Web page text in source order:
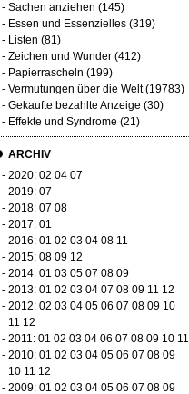
- Sachen anziehen (145)
- Essen und Essenzielles(319)
- Listen (81)
- Zeichen und Wunder(412)
- Papierrascheln (199)
- Vermutungen über die Welt(19783)
- Gekaufte bezahlte Anzeige (30)
- Effekte und Syndrome (21)
ARCHIV
- 2020: 02 04 07
- 2019: 07
- 2018: 07 08
- 2017: 01
- 2016: 01 02 03 04 08 11
- 2015: 08 09 12
- 2014: 01 03 05 07 08 09
- 2013: 01 02 03 04 07 08 09 11 12
- 2012: 02 03 04 05 06 07 08 09 10
11 12
- 2011: 01 02 03 04 06 07 08 09 10 11
- 2010: 01 02 03 04 05 06 07 08 09
10 11 12
- 2009: 01 02 03 04 05 06 07 08 09